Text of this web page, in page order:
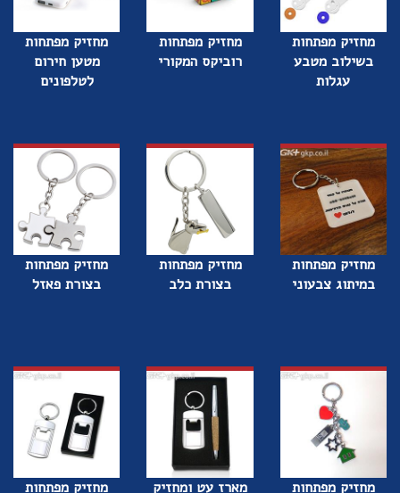
מחזיק מפתחות
בשילוב מטבע
עגלות
מחזיק מפתחות
רוביקס המקורי
מחזיק מפתחות
מטען חירום
לטלפונים
מחזיק מפתחות
במיתוג צבעוני
מחזיק מפתחות
בצורת כלב
מחזיק מפתחות
בצורת פאזל
מחזיק מפתחות
מארז עט ומחזיק
מחזיק מפתחות